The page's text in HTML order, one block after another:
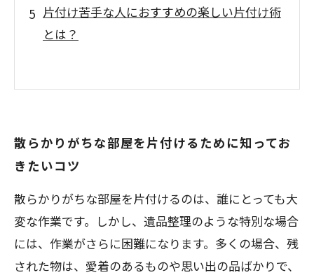
片付け苦手な人におすすめの楽しい片付け術
とは？
散らかりがちな部屋を片付けるために知ってお
きたいコツ
散らかりがちな部屋を片付けるのは、誰にとっても大
変な作業です。しかし、遺品整理のような特別な場合
には、作業がさらに困難になります。多くの場合、残
された物は、愛着のあるものや思い出の品ばかりで、